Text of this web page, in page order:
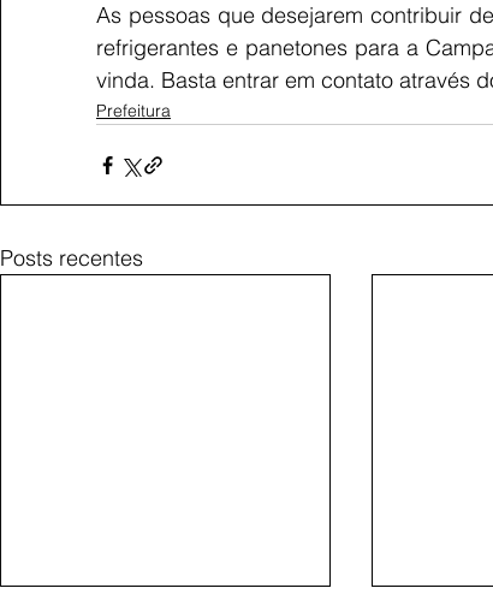
As pessoas que desejarem contribuir
refrigerantes e panetones para a
vinda. Basta entrar em contato através
Prefeitura
Posts recentes